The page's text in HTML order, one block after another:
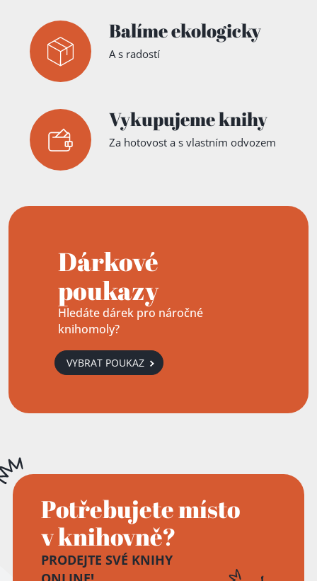
Balíme ekologicky
A s radostí
Vykupujeme knihy
Za hotovost a s vlastním odvozem
Dárkové
poukazy
Hledáte dárek pro náročné
knihomoly?
VYBRAT POUKAZ
Potřebujete místo
v knihovně?
PRODEJTE SVÉ KNIHY